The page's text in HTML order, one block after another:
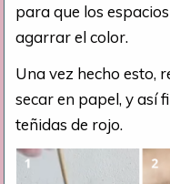
para que los
agarrar el color.
Una vez hecho esto,
secar en papel, y así
teñidas de rojo.